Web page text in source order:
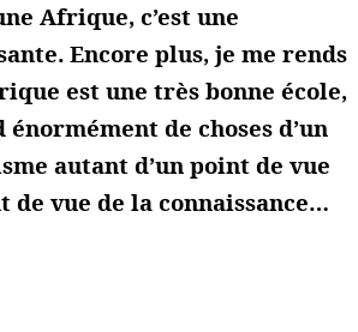
Afrique, c’est une
Encore plus, je me rends
est une très bonne école,
de choses d’un
autant d’un point de vue
de vue de la connaissance…